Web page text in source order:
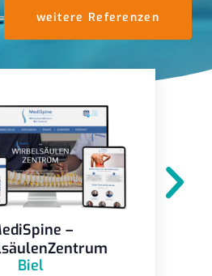
weitere Referenzen
–
Biel